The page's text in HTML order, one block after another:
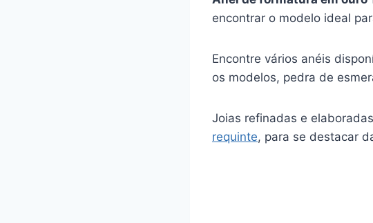
encontrar o modelo ideal
Encontre vários anéis
os modelos, pedra de
Joias refinadas e
requinte, para se destacar